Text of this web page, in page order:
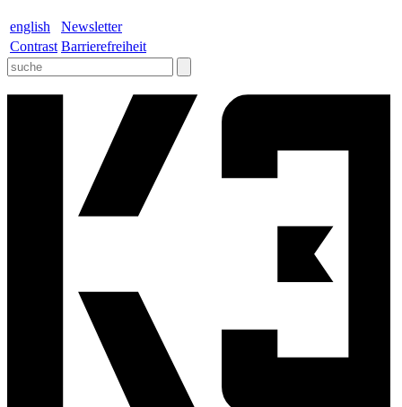
english
Newsletter
Contrast Barrierefreiheit